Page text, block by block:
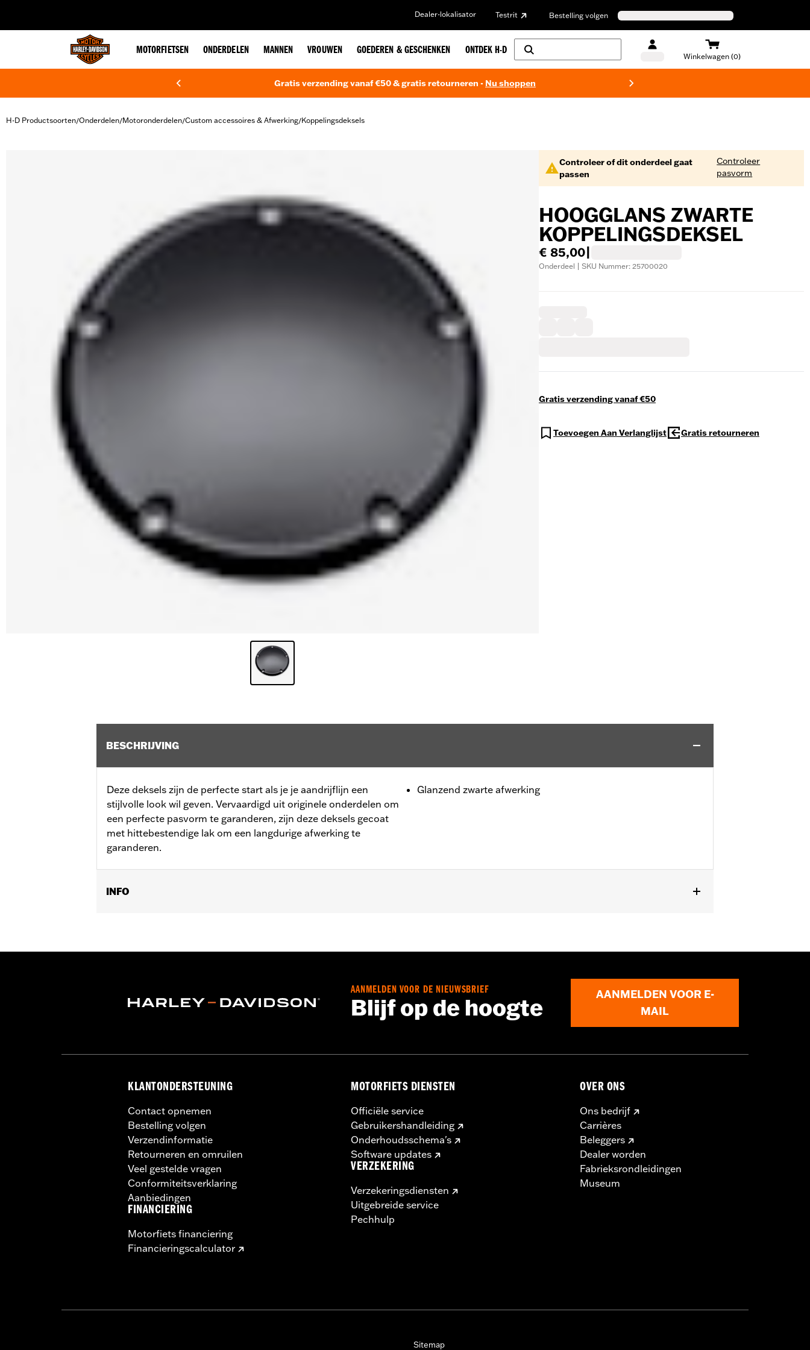
Dealer-lokalisator Testrit Bestelling volgen
MOTORFIETSEN ONDERDELEN MANNEN VROUWEN GOEDEREN & GESCHENKEN ONTDEK H-D
Winkelwagen (0)
Gratis verzending vanaf €50 & gratis retourneren - Nu shoppen
H-D Productsoorten/Onderdelen/Motoronderdelen/Custom accessoires & Afwerking/Koppelingsdeksels
Controleer of dit onderdeel gaat
passen
Controleer
pasvorm
HOOGGLANS ZWARTE
KOPPELINGSDEKSEL
€ 85,00
Onderdeel | SKU Nummer: 25700020
Gratis verzending vanaf €50
Toevoegen Aan Verlanglijst Gratis retourneren
BESCHRIJVING
Deze deksels zijn de perfecte start als je je aandrijflijn een
stijlvolle look wil geven. Vervaardigd uit originele onderdelen om
een perfecte pasvorm te garanderen, zijn deze deksels gecoat
met hittebestendige lak om een langdurige afwerking te
garanderen.
Glanzend zwarte afwerking
INFO
Per stuk verkocht:Elk
Bij het verwijderen en installeren van kleppendeksels moeten misschien nieuwe pakkingen worden geplaatst. Vraag je dealer
om informatie.
AANMELDEN VOOR DE NIEUWSBRIEF
Blijf op de hoogte
AANMELDEN VOOR E-
MAIL
KLANTONDERSTEUNING
Contact opnemen
Bestelling volgen
Verzendinformatie
Retourneren en omruilen
Veel gestelde vragen
Conformiteitsverklaring
Aanbiedingen
FINANCIERING
Motorfiets financiering
Financieringscalculator
MOTORFIETS DIENSTEN
Officiële service
Gebruikershandleiding
Onderhoudsschema's
Software updates
VERZEKERING
Verzekeringsdiensten
Uitgebreide service
Pechhulp
OVER ONS
Ons bedrijf
Carrières
Beleggers
Dealer worden
Fabrieksrondleidingen
Museum
Sitemap